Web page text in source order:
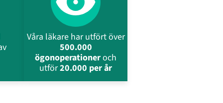
Våra läkare har utfört över
500.000
ögonoperationeroch
utför20.000 per år